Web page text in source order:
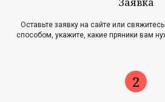
Оставьте заявку на сайте или
способом, укажите, какие пряники вам